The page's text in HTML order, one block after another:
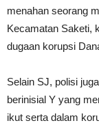
menahan seorang
Kecamatan Saketi,
dugaan korupsi
Selain SJ, polisi
berinisial Y yang
ikut serta dalam